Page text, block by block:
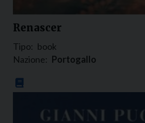
Renascer
Tipo: book
Nazione: Portogallo